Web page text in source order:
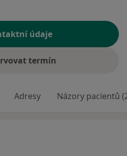
údaje
termín
Adresy Názory pacientů